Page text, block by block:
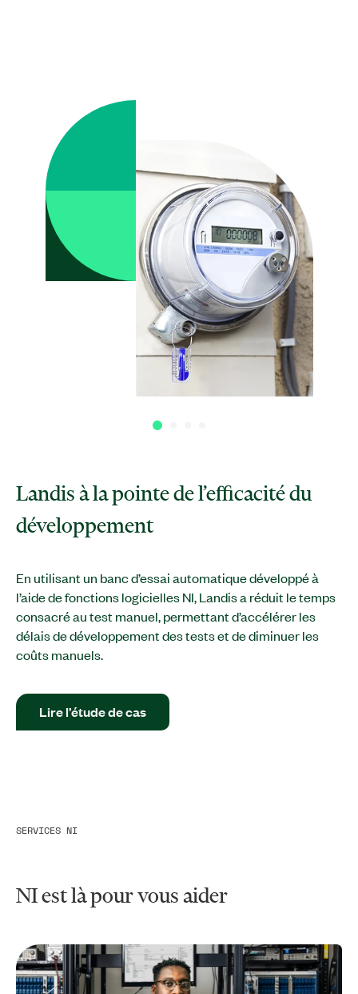
Landis à la pointe de l’efficacité du
développement
En utilisant un banc d’essai automatique développé à
l’aide de fonctions logicielles NI, Landis a réduit le temps
consacré au test manuel, permettant d’accélérer les
délais de développement des tests et de diminuer les
coûts manuels.
Lire l’étude de cas
SERVICES NI
NI est là pour vous aider